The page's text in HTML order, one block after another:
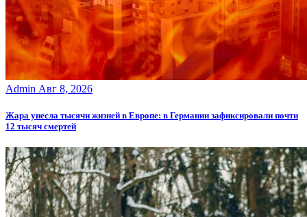
Admin Авг 8, 2026
Жара унесла тысячи жизней в Европе: в Германии зафиксировали почти
12 тысяч смертей